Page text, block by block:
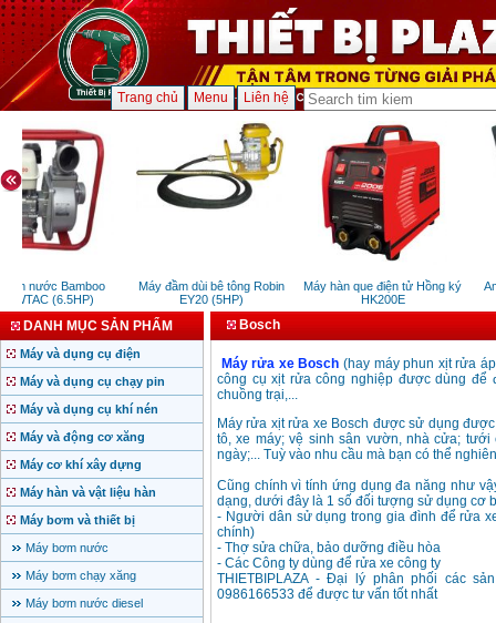
Trang chủ Menu Liên hệ
nước Bamboo
(6.5HP)
Máy đầm dùi bê tông Robin
EY20 (5HP)
Máy hàn que điện tử Hồng ký
HK200E
DANH MỤC SẢN PHẨM
Máy và dụng cụ điện
Máy và dụng cụ chạy pin
Máy và dụng cụ khí nén
Máy và động cơ xăng
Máy cơ khí xây dựng
Máy hàn và vật liệu hàn
Máy bơm và thiết bị
Máy bơm nước
Máy bơm chạy xăng
Máy bơm nước diesel
Bosch
Máy rửa xe Bosch (hay máy phun xịt rửa
công cụ xịt rửa công nghiệp được dùng để
chuồng trại,...
Máy rửa xịt rửa xe Bosch được sử dụng
tô, xe máy; vệ sinh sân vườn, nhà cửa;
ngày;... Tuỳ vào nhu cầu mà bạn có thể
Cũng chính vì tính ứng dụng đa năng như
dạng, dưới đây là 1 số đối tượng sử dụng cơ
- Người dân sử dụng trong gia đình để rửa
chính)
- Thợ sửa chữa, bảo dưỡng điều hòa
- Các Công ty dùng để rửa xe công ty
THIETBIPLAZA - Đại lý phân phối các
0986166533 để được tư vấn tốt nhất